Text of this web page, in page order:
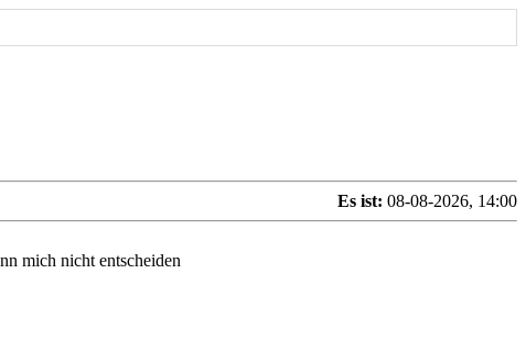
Es ist: 08-08-2026, 14:00
mich nicht entscheiden